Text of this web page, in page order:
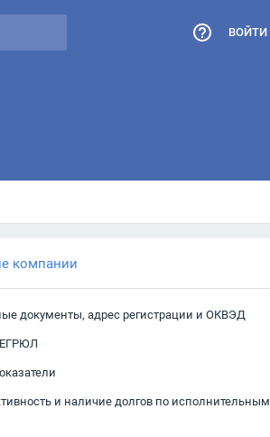
ВОЙТИ
компании
документы, адрес регистрации и ОКВЭД
ЕГРЮЛ
и наличие долгов по исполнительным